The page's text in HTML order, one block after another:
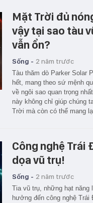
Mặt Trời đủ
vậy tại sao tàu
vẫn ổn?
Sống - 2 năm trước
Tàu thăm dò Parker Solar
hết, mang theo sứ mệnh
về ngôi sao quan trọng
này không chỉ giúp chúng
Trời mà còn có thể mang
Công nghệ Trái
dọa vũ trụ!
Sống - 2 năm trước
Tia vũ trụ, những hạt
hưởng đến công nghệ